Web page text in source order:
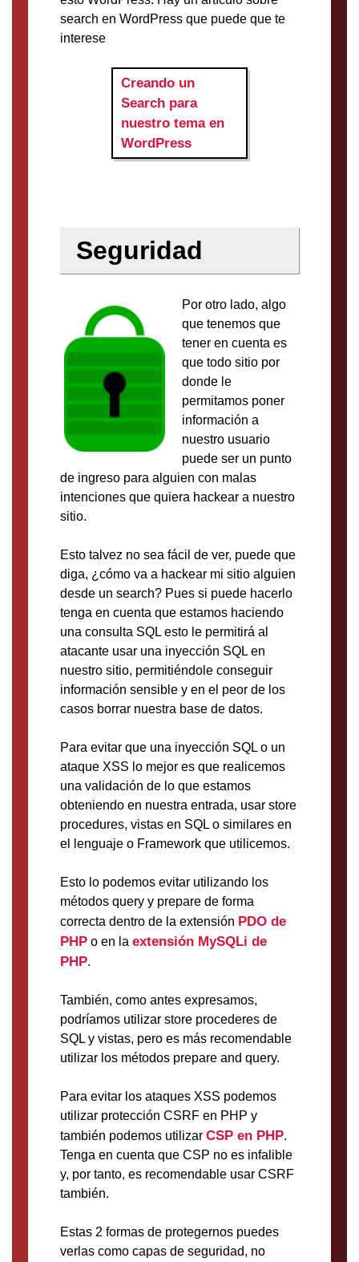
search en WordPress que puede que te
interese
Creando un
Search para
nuestro tema en
WordPress
Seguridad
Por otro lado, algo
que tenemos que
tener en cuenta es
que todo sitio por
donde le
permitamos poner
información a
nuestro usuario
puede ser un punto
de ingreso para alguien con malas
intenciones que quiera hackear a nuestro
sitio.
Esto talvez no sea fácil de ver, puede que
diga, ¿cómo va a hackear mi sitio alguien
desde un search? Pues si puede hacerlo
tenga en cuenta que estamos haciendo
una consulta SQL esto le permitirá al
atacante usar una inyección SQL en
nuestro sitio, permitiéndole conseguir
información sensible y en el peor de los
casos borrar nuestra base de datos.
Para evitar que una inyección SQL o un
ataque XSS lo mejor es que realicemos
una validación de lo que estamos
obteniendo en nuestra entrada, usar store
procedures, vistas en SQL o similares en
el lenguaje o Framework que utilicemos.
Esto lo podemos evitar utilizando los
métodos query y prepare de forma
correcta dentro de la extensión PDO de
PHP o en la extensión MySQLi de
PHP.
También, como antes expresamos,
podríamos utilizar store procederes de
SQL y vistas, pero es más recomendable
utilizar los métodos prepare and query.
Para evitar los ataques XSS podemos
utilizar protección CSRF en PHP y
también podemos utilizar CSP en PHP.
Tenga en cuenta que CSP no es infalible
y, por tanto, es recomendable usar CSRF
también.
Estas 2 formas de protegernos puedes
verlas como capas de seguridad, no